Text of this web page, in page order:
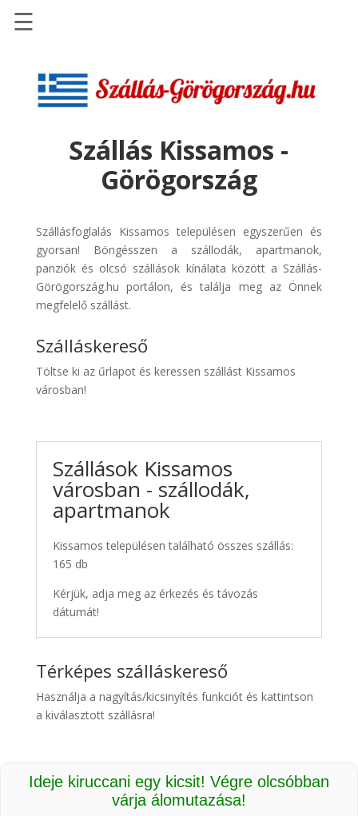
Szállások
Repülőjegy
pénzvisszatérítéssel
Discover
Cars
Transzfer
Kiwi
Taxi
☰
Szállás Kissamos -
Görögország
Szállásfoglalás Kissamos településen egyszerűen és
gyorsan! Böngésszen a szállodák, apartmanok,
panziók és olcsó szállások kínálata között a Szállás-
Görögország.hu portálon, és találja meg az Önnek
megfelelő szállást.
Szálláskereső
Töltse ki az űrlapot és keressen szállást Kissamos
városban!
Szállások Kissamos
városban - szállodák,
apartmanok
Kissamos településen található összes szállás:
165 db
Kérjük, adja meg az érkezés és távozás
dátumát!
Térképes szálláskereső
Használja a nagyítás/kicsinyítés funkciót és kattintson
a kiválasztott szállásra!
Ideje kiruccani egy kicsit! Végre olcsóbban
várja álomutazása!